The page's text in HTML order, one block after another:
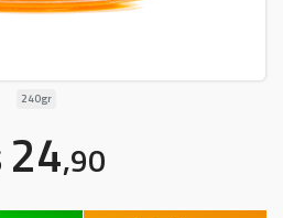
240gr
24,90